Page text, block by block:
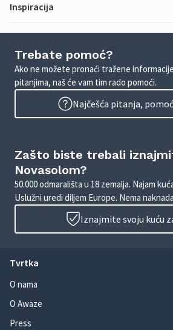
Inspiracija
Trebate pomoć?
Ako ne možete pronaći tražene
pitanjima, naš će vam tim rado pomoći.
Najčešća pitanja,
Zašto biste trebali
Novasolom?
50.000 odmarališta u 18 zemalja. Najam
Uslužni uredi diljem Europe. Nema
Iznajmite svoju kuću
Tvrtka
O nama
O Awaze
Press